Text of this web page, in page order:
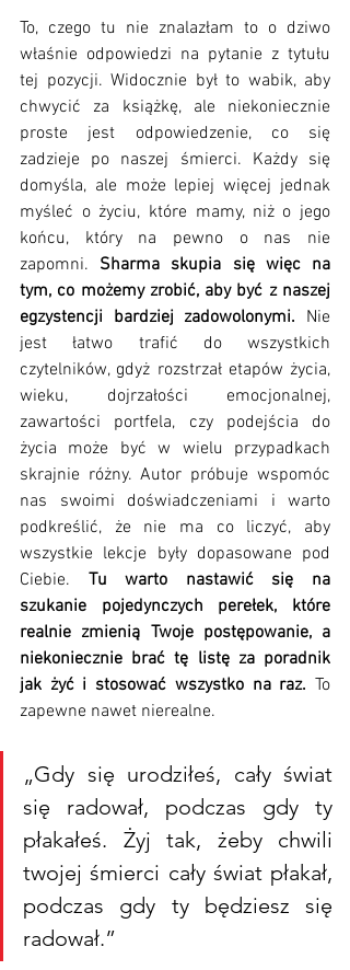
To, czego tu nie znalazłam to o dziwo
właśnie odpowiedzi na pytanie z tytułu
tej pozycji. Widocznie był to wabik, aby
chwycić za książkę, ale niekoniecznie
proste jest odpowiedzenie, co się
zadzieje po naszej śmierci. Każdy się
domyśla, ale może lepiej więcej jednak
myśleć o życiu, które mamy, niż o jego
końcu, który na pewno o nas nie
zapomni. Sharma skupia się więc na
tym, co możemy zrobić, aby być z naszej
egzystencji bardziej zadowolonymi. Nie
jest łatwo trafić do wszystkich
czytelników, gdyż rozstrzał etapów życia,
wieku, dojrzałości emocjonalnej,
zawartości portfela, czy podejścia do
życia może być w wielu przypadkach
skrajnie różny. Autor próbuje wspomóc
nas swoimi doświadczeniami i warto
podkreślić, że nie ma co liczyć, aby
wszystkie lekcje były dopasowane pod
Ciebie. Tu warto nastawić się na
szukanie pojedynczych perełek, które
realnie zmienią Twoje postępowanie, a
niekoniecznie brać tę listę za poradnik
jak żyć i stosować wszystko na raz. To
zapewne nawet nierealne.
„Gdy się urodziłeś, cały świat
się radował, podczas gdy ty
płakałeś. Żyj tak, żeby chwili
twojej śmierci cały świat płakał,
podczas gdy ty będziesz się
radował.”